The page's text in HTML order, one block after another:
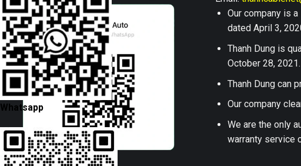
Our company is
dated April 3,
Thanh Dung is
October 28, 2021.
Thanh Dung can
Our company
We are the only
warranty service
Whatsapp